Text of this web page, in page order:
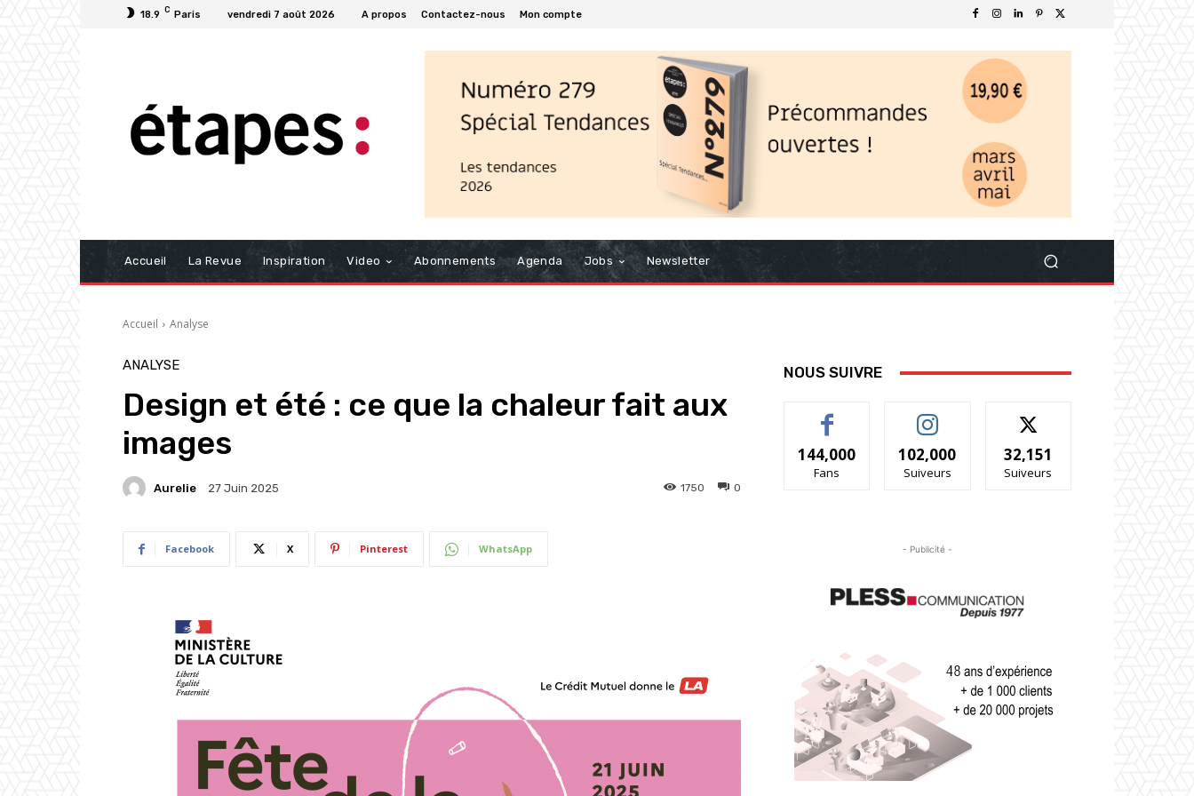
18.9 C Paris vendredi 7 août 2026 A propos Contactez-nous Mon compte
Accueil La Revue Inspiration Video Abonnements Agenda Jobs Newsletter
Accueil Analyse
ANALYSE
Design et été : ce que la chaleur fait aux
images
Aurelie 27 Juin 2025 0
1750
Facebook X Pinterest WhatsApp
NOUS SUIVRE
144,000
Fans
102,000
Suiveurs
32,151
Suiveurs
- Publicité -